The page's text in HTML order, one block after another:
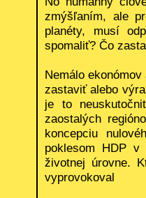
zmýšľaním, ale
planéty, musí
spomaliť? Čo
Nemálo
zastaviť alebo
je to
zaostalých
koncepciu
poklesom HDP v
životnej úrovne.
vyprovokoval